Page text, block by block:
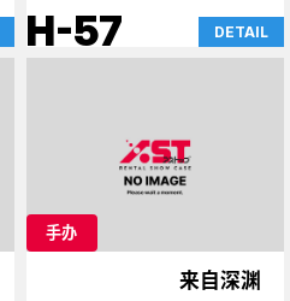
斯·维达的案例
H-57 DETAIL
手办
来自深渊